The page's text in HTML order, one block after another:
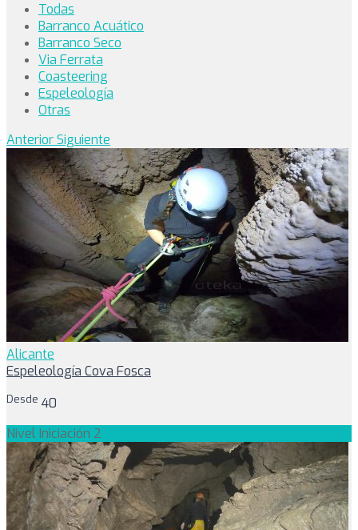
Todas
Barranco Acuático
Barranco Seco
Via Ferrata
Coasteering
Espeleología
Otras
AnteriorSiguiente
Alicante
Espeleología Cova Fosca
Desde 40
Nivel Iniciación 2